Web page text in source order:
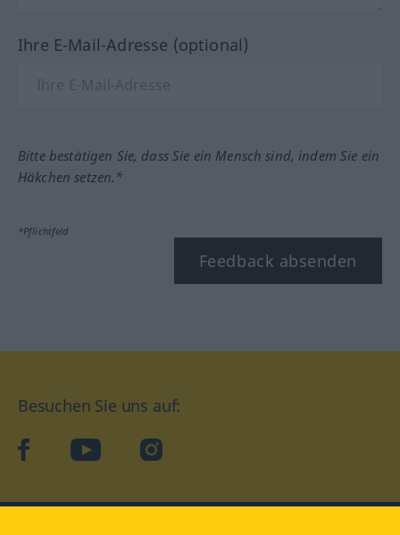
Ihre E-Mail-Adresse (optional)
Bitte bestätigen Sie, dass Sie ein Mensch sind, indem Sie ein
Häkchen setzen.*
*Pflichtfeld
Feedback absenden
Besuchen Sie uns auf:
facebookYouTube Instagram